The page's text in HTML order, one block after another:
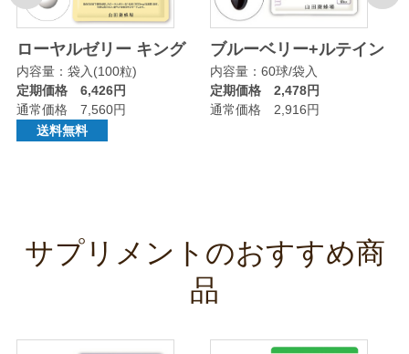
ローヤルゼリー キング
内容量：袋入(100粒)
定期価格 6,426円
通常価格 7,560円
送料無料
ブルーベリー+ルテイン
内容量：60球/袋入
定期価格 2,478円
通常価格 2,916円
サプリメントのおすすめ商
品